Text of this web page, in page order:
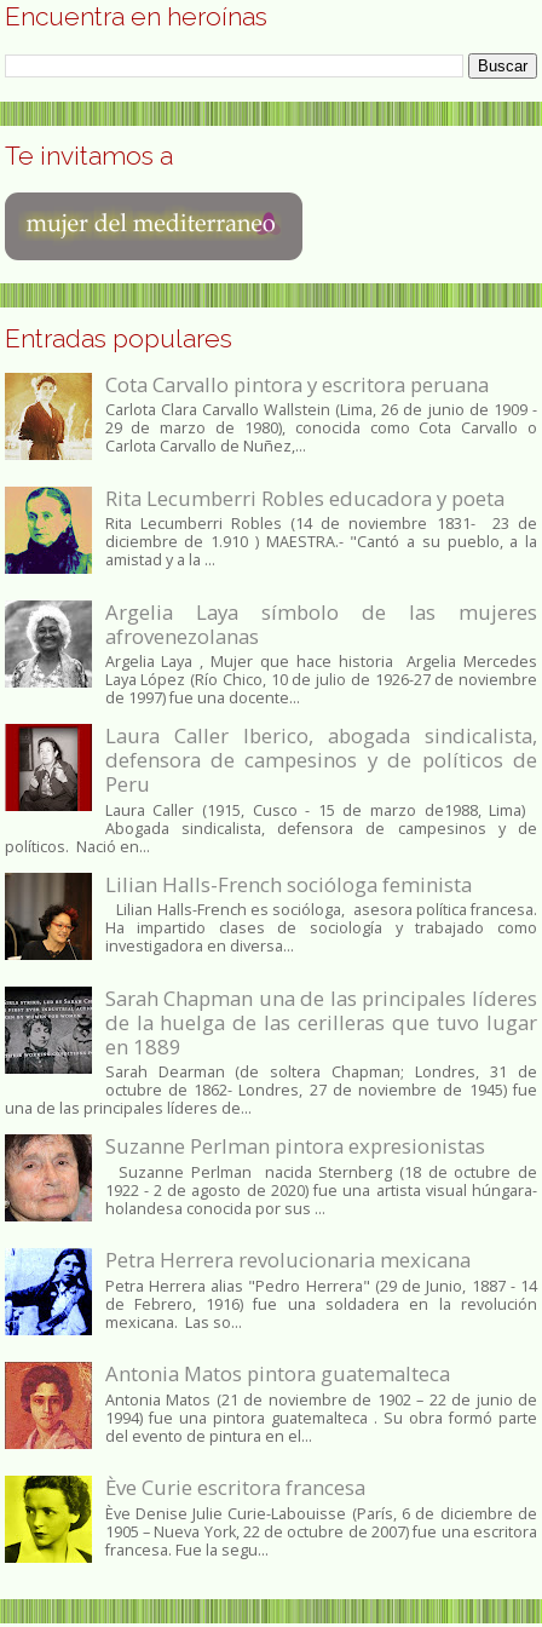
Encuentra en heroínas
Te invitamos a
Entradas populares
Cota Carvallo pintora y escritora peruana
Carlota Clara Carvallo Wallstein (Lima, 26 de junio de 1909 -
29 de marzo de 1980), conocida como Cota Carvallo o
Carlota Carvallo de Nuñez,...
Rita Lecumberri Robles educadora y poeta
Rita Lecumberri Robles (14 de noviembre 1831- 23 de
diciembre de 1.910 ) MAESTRA.- "Cantó a su pueblo, a la
amistad y a la ...
Argelia Laya símbolo de las mujeres
afrovenezolanas
Argelia Laya , Mujer que hace historia Argelia Mercedes
Laya López (Río Chico, 10 de julio de 1926-27 de noviembre
de 1997) fue una docente...
Laura Caller Iberico, abogada sindicalista,
defensora de campesinos y de políticos de
Peru
Laura Caller (1915, Cusco - 15 de marzo de1988, Lima)
Abogada sindicalista, defensora de campesinos y de
políticos. Nació en...
Lilian Halls-French socióloga feminista
Lilian Halls-French es socióloga, asesora política francesa.
Ha impartido clases de sociología y trabajado como
investigadora en diversa...
Sarah Chapman una de las principales líderes
de la huelga de las cerilleras que tuvo lugar
en 1889
Sarah Dearman (de soltera Chapman; Londres, 31 de
octubre de 1862​- Londres, 27 de noviembre de 1945)​ fue
una de las principales líderes de...
Suzanne Perlman pintora expresionistas
Suzanne Perlman nacida Sternberg (18 de octubre de
1922 - 2 de agosto de 2020) fue una artista visual húngara-
holandesa conocida por sus ...
Petra Herrera revolucionaria mexicana
Petra Herrera alias "Pedro Herrera" (29 de Junio, 1887 - 14
de Febrero, 1916) fue una soldadera en la revolución
mexicana. Las so...
Antonia Matos pintora guatemalteca
Antonia Matos (21 de noviembre de 1902 – 22 de junio de
1994) fue una pintora guatemalteca . Su obra formó parte
del evento de pintura en el...
Ève Curie escritora francesa
Ève Denise Julie Curie-Labouisse (París, 6 de diciembre de
1905 – Nueva York, 22 de octubre de 2007) fue una escritora
francesa. Fue la segu...